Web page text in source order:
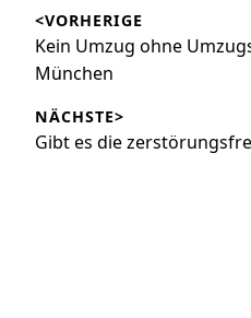
<VORHERIGE
Vorheriger
Beitrag:
Kein Umzug ohne
München
NÄCHSTE>
Nächster
Gibt es die